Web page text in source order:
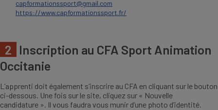
capformationssport@gmail.com
https://www.capformationssport.fr/
2 Inscription au CFA Sport Animation
Occitanie
L’apprenti doit également s’inscrire au CFA en cliquant sur le bouton
ci-dessous. Une fois sur le site, cliquez sur « Nouvelle
candidature ». Il vous faudra vous munir d’une photo d’identité.